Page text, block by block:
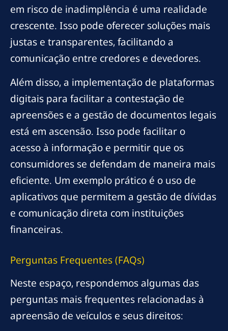
em risco de inadimplência é uma realidade
crescente. Isso pode oferecer soluções mais
justas e transparentes, facilitando a
comunicação entre credores e devedores.
Além disso, a implementação de plataformas
digitais para facilitar a contestação de
apreensões e a gestão de documentos legais
está em ascensão. Isso pode facilitar o
acesso à informação e permitir que os
consumidores se defendam de maneira mais
eficiente. Um exemplo prático é o uso de
aplicativos que permitem a gestão de dívidas
e comunicação direta com instituições
financeiras.
Perguntas Frequentes (FAQs)
Neste espaço, respondemos algumas das
perguntas mais frequentes relacionadas à
apreensão de veículos e seus direitos: